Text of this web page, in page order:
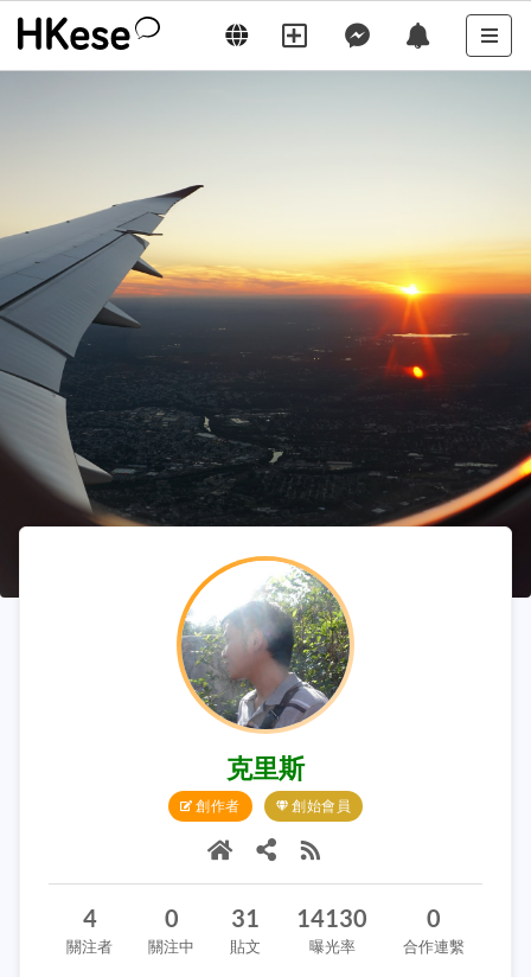
克里斯
創作者 創始會員
4
關注者
0
關注中
31
貼文
14130
曝光率
0
合作連繫